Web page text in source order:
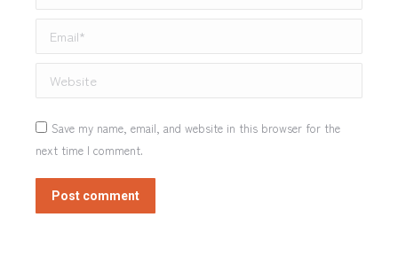
Email *
Website
Save my name, email, and website in this browser for the
next time I comment.
Post comment